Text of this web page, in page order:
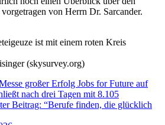
von Herrn Dr. Sarcander.
ist mit einem roten Kreis
(skysurvey.org)
großer Erfolg Jobs for Future auf
nach drei Tagen mit 8.105
Beitrag: “Berufe finden, die glücklich